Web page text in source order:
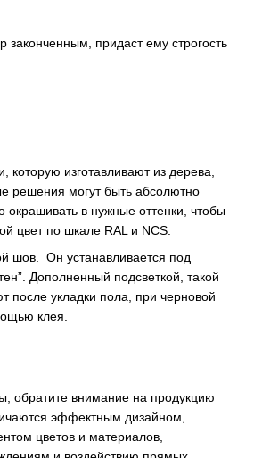
придаст ему строгость
изготавливают из дерева,
решения могут быть абсолютно
окрашивать в нужные оттенки, чтобы
цвет по шкале RAL и NCS.
шов. Он устанавливается под
Дополненный подсветкой, такой
после укладки пола, при черновой
клея.
обратите внимание на продукцию
эффектным дизайном,
цветов и материалов,